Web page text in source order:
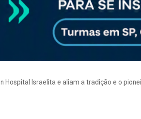
Israelita e aliam a tradição e o